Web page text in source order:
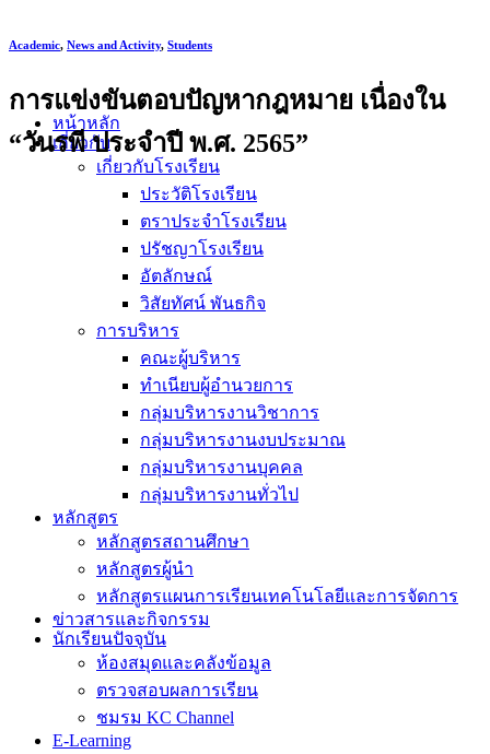
หน้าหลัก
เกี่ยวกับ
เกี่ยวกับโรงเรียน
ประวัติโรงเรียน
ตราประจำโรงเรียน
ปรัชญาโรงเรียน
อัตลักษณ์
วิสัยทัศน์ พันธกิจ
การบริหาร
คณะผู้บริหาร
ทำเนียบผู้อำนวยการ
กลุ่มบริหารงานวิชาการ
กลุ่มบริหารงานงบประมาณ
กลุ่มบริหารงานบุคคล
กลุ่มบริหารงานทั่วไป
หลักสูตร
หลักสูตรสถานศึกษา
หลักสูตรผู้นำ
หลักสูตรแผนการเรียนเทคโนโลยีและการจัดการ
ข่าวสารและกิจกรรม
นักเรียนปัจจุบัน
ห้องสมุดและคลังข้อมูล
ตรวจสอบผลการเรียน
ชมรม KC Channel
E-Learning
Academic, News and Activity, Students
การแข่งขันตอบปัญหากฎหมาย เนื่องใน
“วันรพี ประจำปี พ.ศ. 2565”